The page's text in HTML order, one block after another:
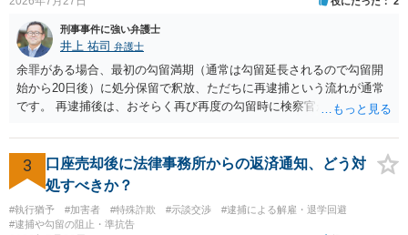
刑事事件に強い弁護士
井上 祐司 弁護士
余罪がある場合、最初の勾留満期（通常は勾留延長されるので勾留開
始から20日後）に処分保留で釈放、ただちに再逮捕という流れが通常
です。 再逮捕後は、おそらく再び再度の勾留時に検察官が接見禁止を
3
口座売却後に法律事務所からの返済通知、どう対
処すべきか？
#執行猶予 #加害者 #特殊詐欺 #示談交渉
#逮捕による解雇・退学回避
#逮捕や勾留の阻止・準抗告